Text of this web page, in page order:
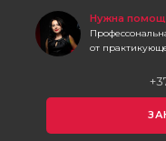
Нужна
от